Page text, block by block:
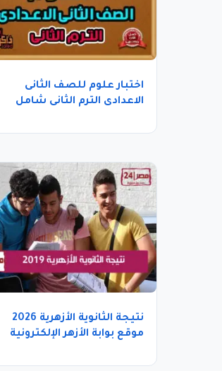
اختبار علوم للصف الثانى
الاعدادى الترم الثانى شامل
نتيجة الثانوية الأزهرية 2026
موقع بوابة الأزهر الإلكترونية